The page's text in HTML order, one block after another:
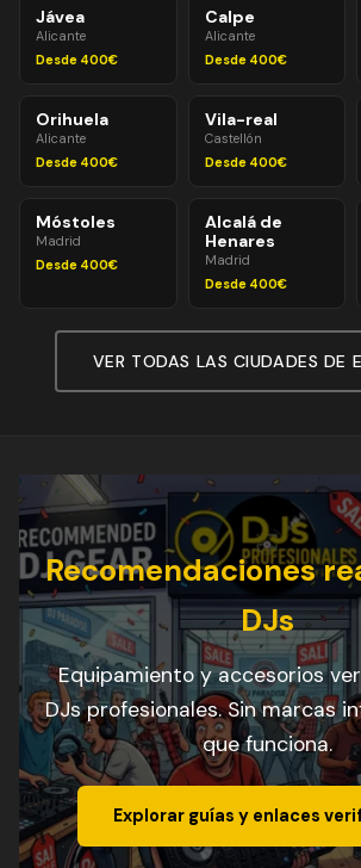
Jávea
Alicante
Desde 400€
Calpe
Alicante
Desde 400€
Orihuela
Alicante
Desde 400€
Vila-real
Castellón
Desde 400€
Móstoles
Madrid
Desde 400€
Alcalá de
Henares
Madrid
Desde 400€
VER TODAS LAS CIUDADES DE
Recomendaciones
DJs
Equipamiento y accesorios
DJs profesionales. Sin marcas
que funciona.
Explorar guías y enlaces